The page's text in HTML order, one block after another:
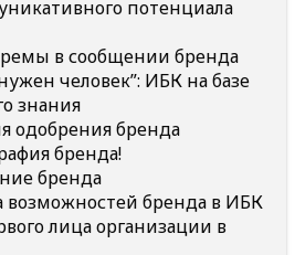
потенциала
в сообщении бренда
человек”: ИБК на базе
знания
одобрения бренда
бренда!
бренда
возможностей бренда в ИБК
лица организации в